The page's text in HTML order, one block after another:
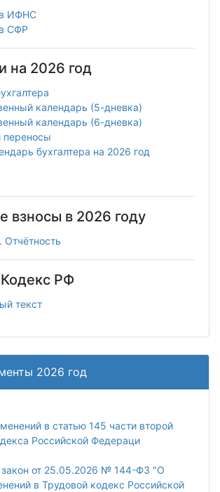
в ИФНС
СФР
на 2026 год
календарь (5-дневка)
календарь (6-дневка)
переносы
бухгалтера на 2026 год
взносы в 2026 году
РФ
текст
2026 год
в статью 145 части второй
Российской Федераци
от 25.05.2026 № 144-ФЗ "О
в Трудовой кодекс Российской